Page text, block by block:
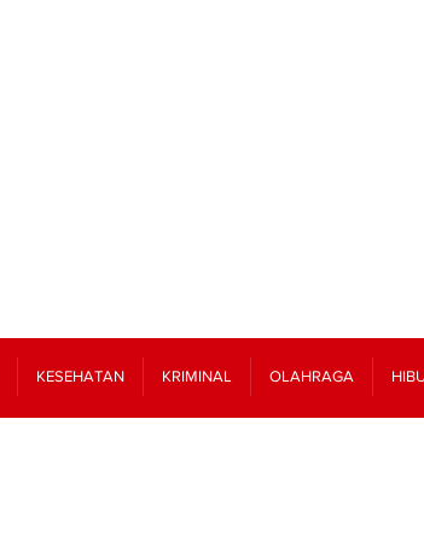
KESEHATAN KRIMINAL OLAHRAGA